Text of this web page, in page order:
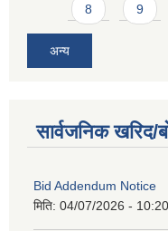
8 9
अन्य
सार्वजनिक खरिद/
Bid Addendum Notice
मिति: 04/07/2026 - 10:20